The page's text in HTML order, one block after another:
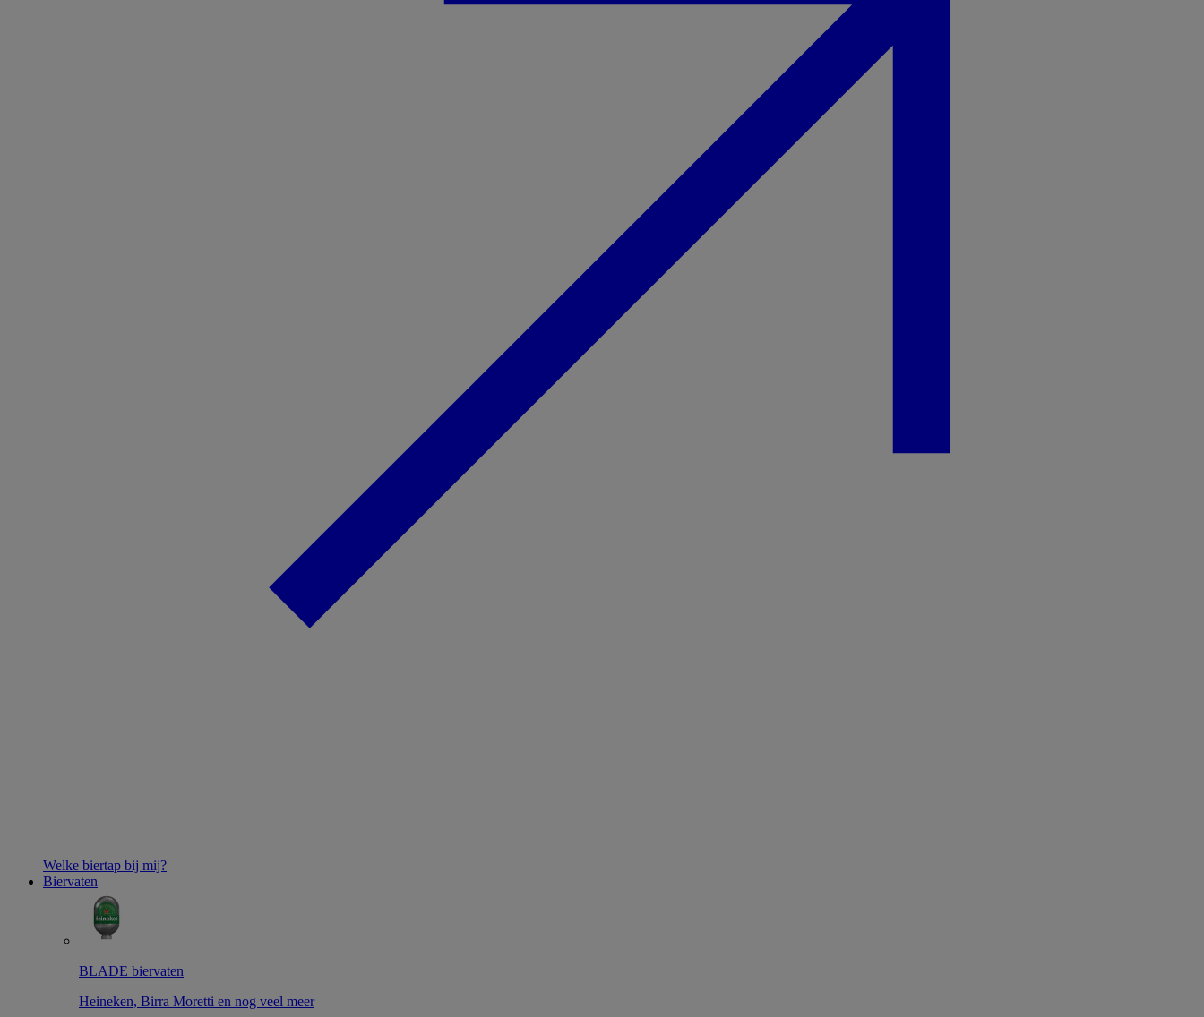
Welke biertap bij mij?
Biervaten
BLADE biervaten
Heineken, Birra Moretti en nog veel meer